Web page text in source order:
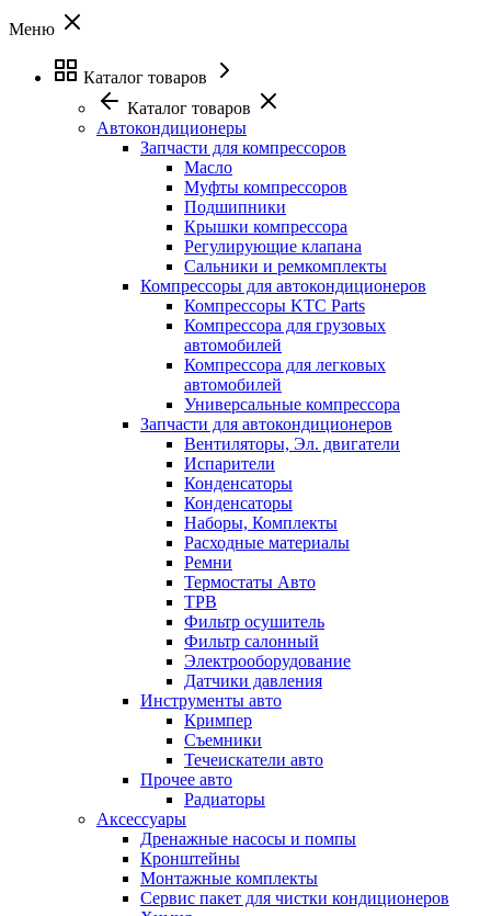
Меню
Каталог товаров
Каталог товаров
Автокондиционеры
Запчасти для компрессоров
Масло
Муфты компрессоров
Подшипники
Крышки компрессора
Регулирующие клапана
Сальники и ремкомплекты
Компрессоры для автокондиционеров
Компрессоры KTC Parts
Компрессора для грузовых
автомобилей
Компрессора для легковых
автомобилей
Универсальные компрессора
Запчасти для автокондиционеров
Вентиляторы, Эл. двигатели
Испарители
Конденсаторы
Конденсаторы
Наборы, Комплекты
Расходные материалы
Ремни
Термостаты Авто
ТРВ
Фильтр осушитель
Фильтр салонный
Электрооборудование
Датчики давления
Инструменты авто
Кримпер
Съемники
Течеискатели авто
Прочее авто
Радиаторы
Аксессуары
Дренажные насосы и помпы
Кронштейны
Монтажные комплекты
Сервис пакет для чистки кондиционеров